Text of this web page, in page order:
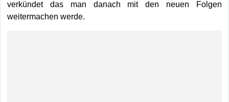
verkündet das man danach mit den neuen Folgen
weitermachen werde.